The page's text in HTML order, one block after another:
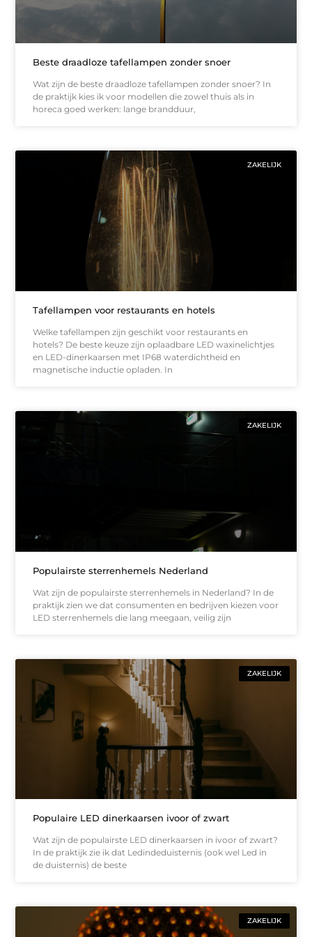
Beste draadloze tafellampen zonder snoer
Wat zijn de beste draadloze tafellampen zonder snoer? In
de praktijk kies ik voor modellen die zowel thuis als in
horeca goed werken: lange brandduur,
ZAKELIJK
Tafellampen voor restaurants en hotels
Welke tafellampen zijn geschikt voor restaurants en
hotels? De beste keuze zijn oplaadbare LED waxinelichtjes
en LED-dinerkaarsen met IP68 waterdichtheid en
magnetische inductie opladen. In
ZAKELIJK
Populairste sterrenhemels Nederland
Wat zijn de populairste sterrenhemels in Nederland? In de
praktijk zien we dat consumenten en bedrijven kiezen voor
LED sterrenhemels die lang meegaan, veilig zijn
ZAKELIJK
Populaire LED dinerkaarsen ivoor of zwart
Wat zijn de populairste LED dinerkaarsen in ivoor of zwart?
In de praktijk zie ik dat Ledindeduisternis (ook wel Led in
de duisternis) de beste
ZAKELIJK